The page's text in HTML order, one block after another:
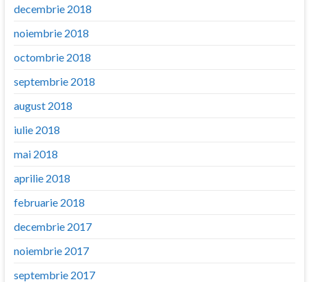
decembrie 2018
noiembrie 2018
octombrie 2018
septembrie 2018
august 2018
iulie 2018
mai 2018
aprilie 2018
februarie 2018
decembrie 2017
noiembrie 2017
septembrie 2017